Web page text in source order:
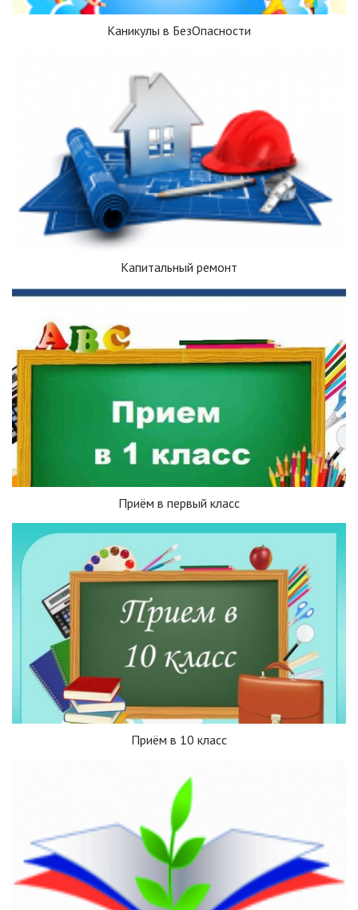
Каникулы в БезОпасности
Капитальный ремонт
Приём в первый класс
Приём в 10 класс